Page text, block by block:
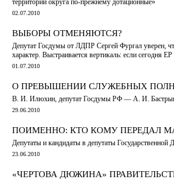
02.07.2010
ВЫБОРЫ ОТМЕНЯЮТСЯ?
Депутат Госдумы от ЛДПР Сергей Фургал уверен,
характер. Выстраивается вертикаль: если сегодня
01.07.2010
О ПРЕВЫШЕНИИ СЛУЖЕБНЫХ
В. И. Илюхин, депутат Госдумы РФ — А. И.
29.06.2010
ПОИМЕННО: КТО КОМУ ПЕРЕДАЛ
Депутаты и кандидаты в депутаты
23.06.2010
«ЧЕРТОВА ДЮЖИНА»